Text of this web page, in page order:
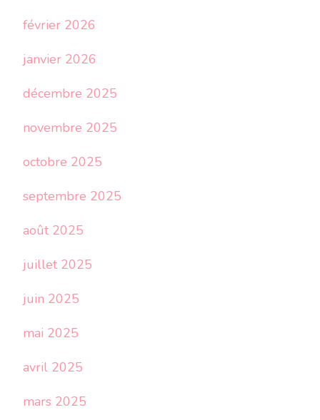
février 2026
janvier 2026
décembre 2025
novembre 2025
octobre 2025
septembre 2025
août 2025
juillet 2025
juin 2025
mai 2025
avril 2025
mars 2025